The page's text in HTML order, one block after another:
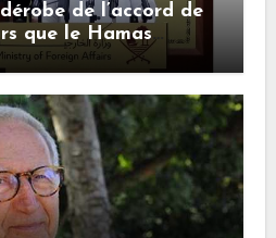
de l’accord de
que le Hamas